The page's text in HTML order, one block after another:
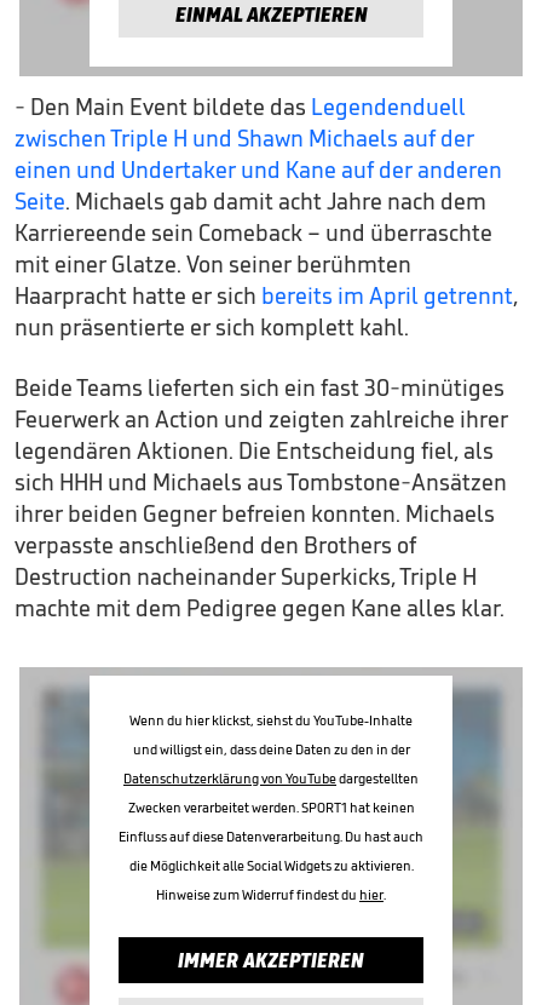
EINMAL AKZEPTIEREN
- Den Main Event bildete das Legendenduell
zwischen Triple H und Shawn Michaels auf der
einen und Undertaker und Kane auf der anderen
Seite. Michaels gab damit acht Jahre nach dem
Karriereende sein Comeback – und überraschte
mit einer Glatze. Von seiner berühmten
Haarpracht hatte er sich bereits im April getrennt,
nun präsentierte er sich komplett kahl.
Beide Teams lieferten sich ein fast 30-minütiges
Feuerwerk an Action und zeigten zahlreiche ihrer
legendären Aktionen. Die Entscheidung fiel, als
sich HHH und Michaels aus Tombstone-Ansätzen
ihrer beiden Gegner befreien konnten. Michaels
verpasste anschließend den Brothers of
Destruction nacheinander Superkicks, Triple H
machte mit dem Pedigree gegen Kane alles klar.
Wenn du hier klickst, siehst du YouTube-Inhalte
und willigst ein, dass deine Daten zu den in der
Datenschutzerklärung von YouTubedargestellten
Zwecken verarbeitet werden. SPORT1 hat keinen
Einfluss auf diese Datenverarbeitung. Du hast auch
die Möglichkeit alle Social Widgets zu aktivieren.
Hinweise zum Widerruf findest du hier.
IMMER AKZEPTIEREN